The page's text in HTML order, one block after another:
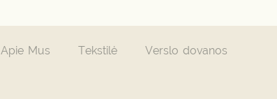
Apie Mus Tekstilė Verslo dovanos